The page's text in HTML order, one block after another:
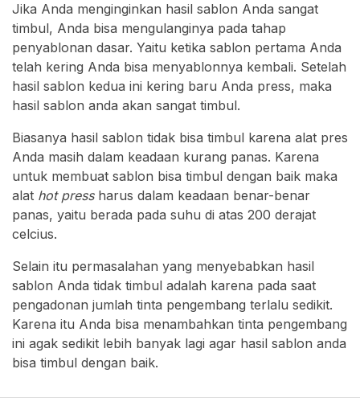
Jika Anda menginginkan hasil sablon Anda sangat
timbul, Anda bisa mengulanginya pada tahap
penyablonan dasar. Yaitu ketika sablon pertama Anda
telah kering Anda bisa menyablonnya kembali. Setelah
hasil sablon kedua ini kering baru Anda press, maka
hasil sablon anda akan sangat timbul.
Biasanya hasil sablon tidak bisa timbul karena alat pres
Anda masih dalam keadaan kurang panas. Karena
untuk membuat sablon bisa timbul dengan baik maka
alat hot pressharus dalam keadaan benar-benar
panas, yaitu berada pada suhu di atas 200 derajat
celcius.
Selain itu permasalahan yang menyebabkan hasil
sablon Anda tidak timbul adalah karena pada saat
pengadonan jumlah tinta pengembang terlalu sedikit.
Karena itu Anda bisa menambahkan tinta pengembang
ini agak sedikit lebih banyak lagi agar hasil sablon anda
bisa timbul dengan baik.